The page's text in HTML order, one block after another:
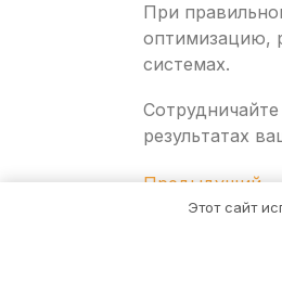
При
оптимизацию,
системах.
результатах
Предыдущая
запись
Предыдущий
Этот сайт